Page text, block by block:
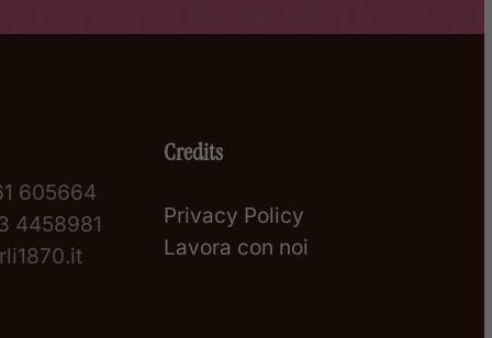
605664
4458981
Credits
Privacy Policy
Lavora con noi